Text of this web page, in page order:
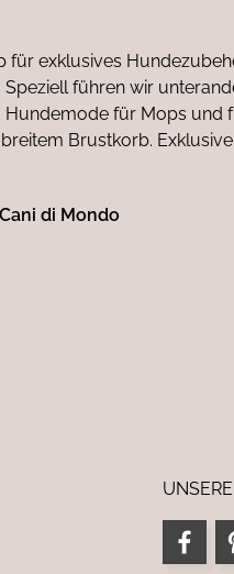
für exklusives
führen wir
für Mops und
Brustkorb.
di Mondo